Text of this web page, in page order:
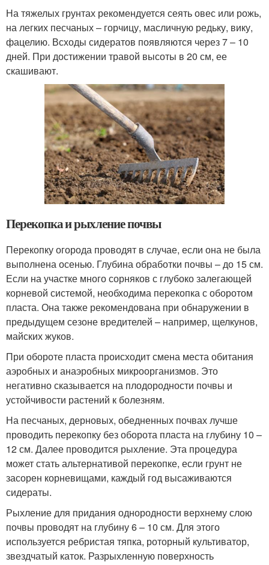
На тяжелых грунтах рекомендуется сеять овес или рожь,
на легких песчаных – горчицу, масличную редьку, вику,
фацелию. Всходы сидератов появляются через 7 – 10
дней. При достижении травой высоты в 20 см, ее
скашивают.
Перекопка и рыхление почвы
Перекопку огорода проводят в случае, если она не была
выполнена осенью. Глубина обработки почвы – до 15 см.
Если на участке много сорняков с глубоко залегающей
корневой системой, необходима перекопка с оборотом
пласта. Она также рекомендована при обнаружении в
предыдущем сезоне вредителей – например, щелкунов,
майских жуков.
При обороте пласта происходит смена места обитания
аэробных и анаэробных микроорганизмов. Это
негативно сказывается на плодородности почвы и
устойчивости растений к болезням.
На песчаных, дерновых, обедненных почвах лучше
проводить перекопку без оборота пласта на глубину 10 –
12 см. Далее проводится рыхление. Эта процедура
может стать альтернативой перекопке, если грунт не
засорен корневищами, каждый год высаживаются
сидераты.
Рыхление для придания однородности верхнему слою
почвы проводят на глубину 6 – 10 см. Для этого
используется ребристая тяпка, роторный культиватор,
звездчатый каток. Разрыхленную поверхность